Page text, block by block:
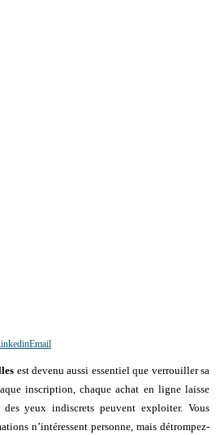
Email
est devenu aussi essentiel que verrouiller sa
inscription, chaque achat en ligne laisse
yeux indiscrets peuvent exploiter. Vous
n’intéressent personne, mais détrompez-